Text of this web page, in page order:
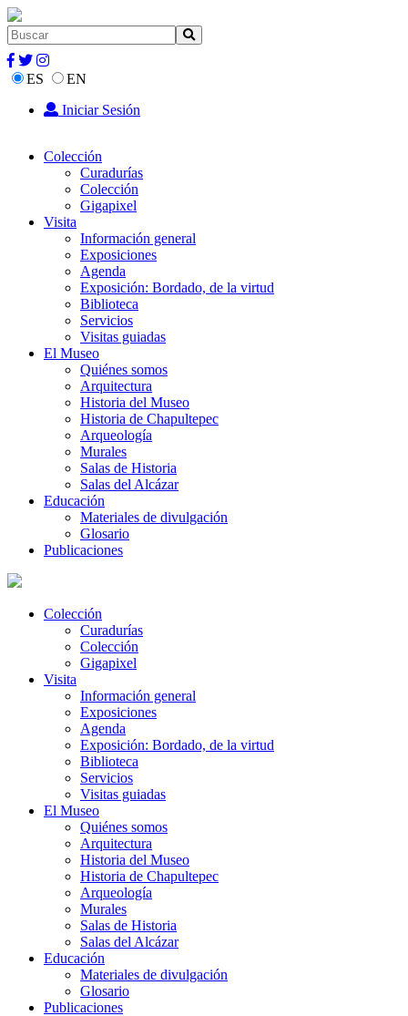
ES
EN
Iniciar Sesión
Colección
Curadurías
Colección
Gigapixel
Visita
Información general
Exposiciones
Agenda
Exposición: Bordado, de la virtud
Biblioteca
Servicios
Visitas guiadas
El Museo
Quiénes somos
Arquitectura
Historia del Museo
Historia de Chapultepec
Arqueología
Murales
Salas de Historia
Salas del Alcázar
Educación
Materiales de divulgación
Glosario
Publicaciones
Colección
Curadurías
Colección
Gigapixel
Visita
Información general
Exposiciones
Agenda
Exposición: Bordado, de la virtud
Biblioteca
Servicios
Visitas guiadas
El Museo
Quiénes somos
Arquitectura
Historia del Museo
Historia de Chapultepec
Arqueología
Murales
Salas de Historia
Salas del Alcázar
Educación
Materiales de divulgación
Glosario
Publicaciones